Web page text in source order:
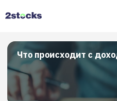
Что происходит с